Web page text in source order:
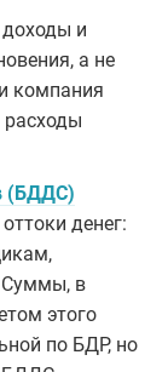
и
а не
компания
(БДДС)
денег:
Суммы, в
этого
по БДР, но